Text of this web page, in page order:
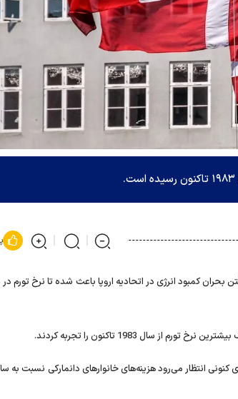
کمبود انرژی در اتحادیه اروپا باعث شده تا نرخ تورم در
1983 تاکنون را‌‌‌‌‌‌‌‌‌‌‌‌‌‌‌‌‌‌‌‌‌‌‌‌‌‌‌ تجربه کردند.